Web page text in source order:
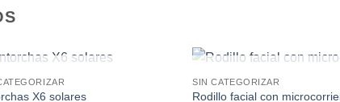
SIN EXISTENCIAS
X6 solares
SIN
SIN CATEGORIZAR
Rodillo facial con